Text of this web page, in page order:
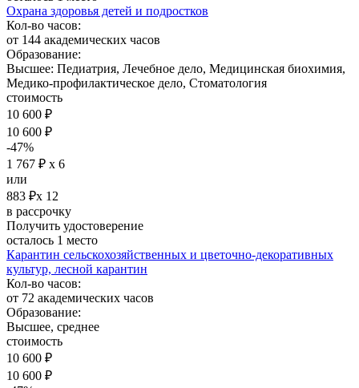
Охрана здоровья детей и подростков
Кол-во часов:
от 144 академических часов
Образование:
Высшее: Педиатрия, Лечебное дело, Медицинская биохимия,
Медико-профилактическое дело, Стоматология
стоимость
10 600 ₽
10 600 ₽
-47%
1 767 ₽ х 6
или
883 ₽х 12
в рассрочку
Получить удостоверение
осталось 1 место
Карантин сельскохозяйственных и цветочно-декоративных
культур, лесной карантин
Кол-во часов:
от 72 академических часов
Образование:
Высшее, среднее
стоимость
10 600 ₽
10 600 ₽